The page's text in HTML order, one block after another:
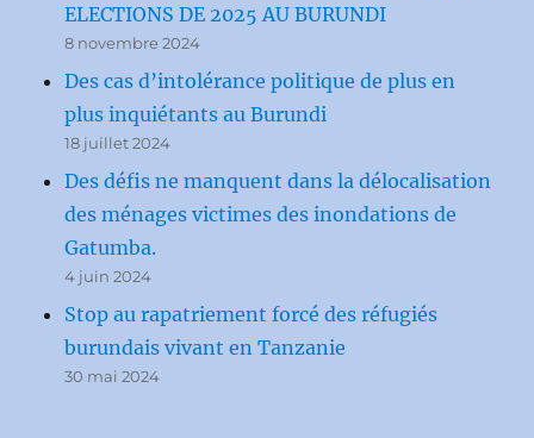
ELECTIONS DE 2025 AU BURUNDI
8 novembre 2024
Des cas d’intolérance politique de plus en
plus inquiétants au Burundi
18 juillet 2024
Des défis ne manquent dans la délocalisation
des ménages victimes des inondations de
Gatumba.
4 juin 2024
Stop au rapatriement forcé des réfugiés
burundais vivant en Tanzanie
30 mai 2024